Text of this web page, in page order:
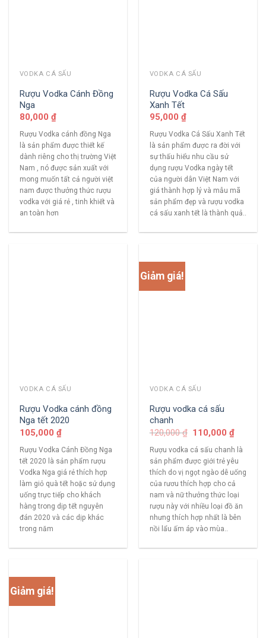
VODKA CÁ SẤU
Rượu Vodka Cánh Đồng
Nga
80,000 ₫
Rượu Vodka cánh đồng Nga
là sản phẩm được thiết kế
dành riêng cho thị trường Việt
Nam , nó được sản xuất với
mong muốn tất cả người việt
nam được thưởng thức rượu
vodka với giá rẻ , tinh khiết và
an toàn hơn
VODKA CÁ SẤU
Rượu Vodka Cá Sấu
Xanh Tết
95,000 ₫
Rượu Vodka Cá Sấu Xanh Tết
là sản phẩm được ra đời với
sự thấu hiểu nhu cầu sử
dụng rượu Vodka ngày tết
của người dân Việt Nam với
giá thành hợp lý và mẫu mã
sản phẩm đẹp và rượu vodka
cá sấu xanh tết là thành quả..
VODKA CÁ SẤU
Rượu Vodka cánh đồng
Nga tết 2020
105,000 ₫
Rượu Vodka Cánh Đồng Nga
tết 2020 là sản phẩm rượu
Vodka Nga giá rẻ thích hợp
làm giỏ quà tết hoặc sử dụng
uống trực tiếp cho khách
hàng trong dịp tết nguyên
đán 2020 và các dịp khác
trong năm
Giảm giá!
VODKA CÁ SẤU
Rượu vodka cá sấu
chanh
120,000₫ 110,000₫
Rượu vodka cá sấu chanh là
sản phẩm được giới trẻ yêu
thích do vị ngọt ngào dễ uống
của rươu thích hợp cho cả
nam và nữ thưởng thức loại
rượu này với nhiều loại đồ ăn
nhưng thích hợp nhất là bên
nồi lẩu ấm áp vào mùa..
Giảm giá!